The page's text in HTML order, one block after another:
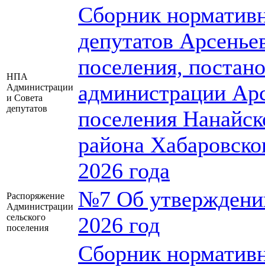
НПА
Администрации
и Совета
депутатов
Сборник
депутатов
поселения,
администрации
поселения
района
2026 года
Распоряжение
Администрации
сельского
поселения
№7 Об
2026 год
Сборник